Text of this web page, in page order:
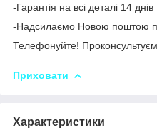
-Гарантія на всі деталі 14 днів
-Надсилаємо Новою поштою по
Телефонуйте!
Приховати
Характеристики